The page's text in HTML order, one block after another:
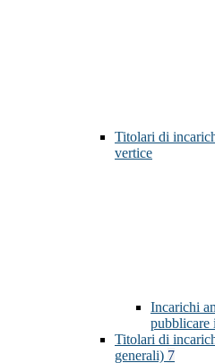
Titolari di
vertice
Incarichi
pubblicare
Titolari di
generali) 7